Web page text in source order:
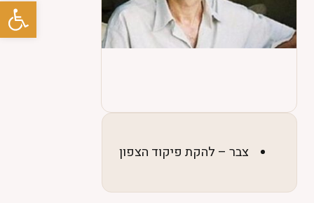
פתח פרוייקטים +
צבר – להקת פיקוד הצפון